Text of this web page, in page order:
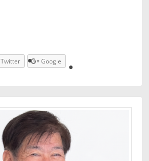
Twitter Google